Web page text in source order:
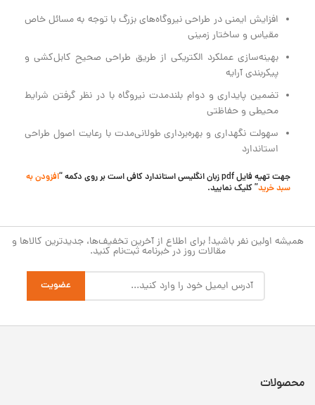
افزایش ایمنی در طراحی نیروگاه‌های بزرگ با توجه به مسائل خاص
مقیاس و ساختار زمینی
بهینه‌سازی عملکرد الکتریکی از طریق طراحی صحیح کابل‌کشی و
پیکربندی آرایه
تضمین پایداری و دوام بلندمدت نیروگاه با در نظر گرفتن شرایط
محیطی و حفاظتی
سهولت نگهداری و بهره‌برداری طولانی‌مدت با رعایت اصول طراحی
استاندارد
جهت تهیه فایل pdf زبان انگلیسی استاندارد کافی است بر روی دکمه “
افزودن به
سبد خرید” کلیک نمایید.
همیشه اولین نفر باشید! برای اطلاع از آخرین تخفیف‌ها، جدیدترین کالاها و
مقالات روز در خبرنامه ثبت‌نام کنید.
محصولات